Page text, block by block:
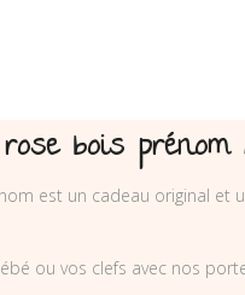
bois prénom
est un cadeau original et
ou vos clefs avec nos